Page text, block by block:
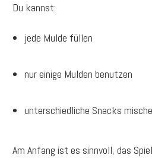
Du kannst:
jede Mulde füllen
nur einige Mulden benutzen
unterschiedliche Snacks
Am Anfang ist es sinnvoll, das Spiel